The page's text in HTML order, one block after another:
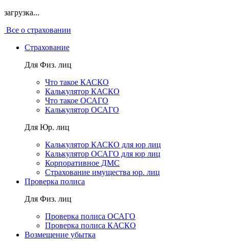
загрузка...
Все о страховании
Страхование
Для Физ. лиц
Что такое КАСКО
Калькулятор КАСКО
Что такое ОСАГО
Калькулятор ОСАГО
Для Юр. лиц
Калькулятор КАСКО для юр лиц
Калькулятор ОСАГО для юр лиц
Корпоративное ДМС
Страхование имущества юр. лиц
Проверка полиса
Для Физ. лиц
Проверка полиса ОСАГО
Проверка полиса КАСКО
Возмещение убытка